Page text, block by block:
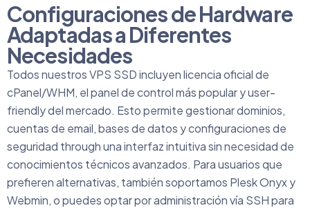
Configuraciones de Hardware
Adaptadas a Diferentes
Necesidades
Todos nuestros VPS SSD incluyen licencia oficial de
cPanel/WHM, el panel de control más popular y user-
friendly del mercado. Esto permite gestionar dominios,
cuentas de email, bases de datos y configuraciones de
seguridad through una interfaz intuitiva sin necesidad de
conocimientos técnicos avanzados. Para usuarios que
prefieren alternativas, también soportamos Plesk Onyx y
Webmin, o puedes optar por administración vía SSH para